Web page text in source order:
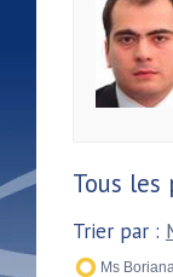
Tous
Trier par :
Ms